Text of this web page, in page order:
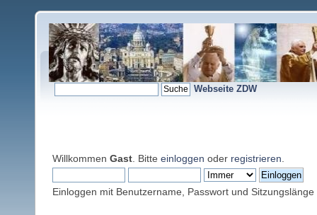
Webseite ZDW
Willkommen Gast . Bitte einloggen oder registrieren
Einloggen mit Benutzername, Passwort und Sitzungslänge